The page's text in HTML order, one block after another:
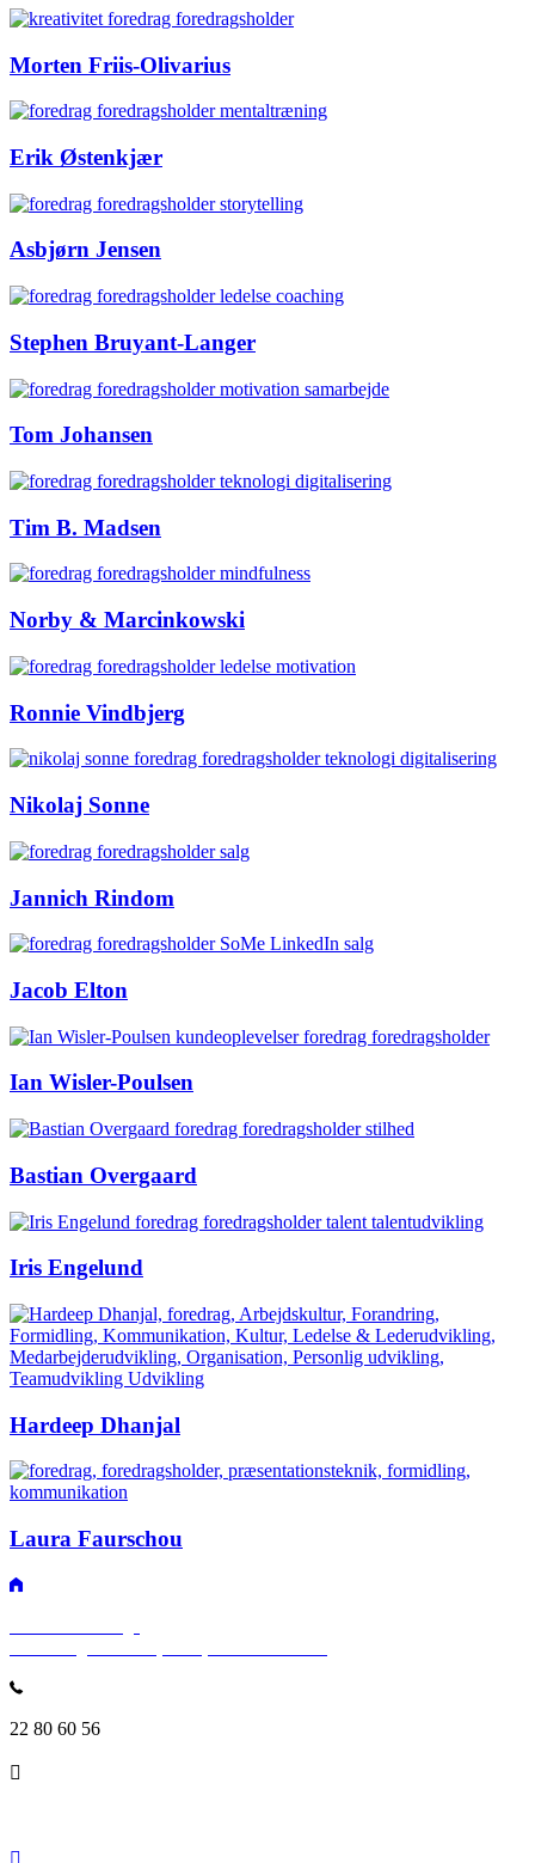
Morten Friis-Olivarius
Erik Østenkjær
Asbjørn Jensen
Stephen Bruyant-Langer
Tom Johansen
Tim B. Madsen
Norby & Marcinkowski
Ronnie Vindbjerg
Nikolaj Sonne
Jannich Rindom
Jacob Elton
Ian Wisler-Poulsen
Bastian Overgaard
Iris Engelund
Hardeep Dhanjal
Laura Faurschou
22 80 60 56